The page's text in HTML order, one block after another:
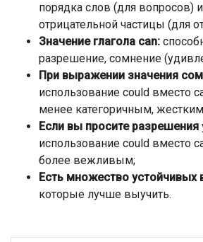
порядка слов (для вопросов)
отрицательной частицы (для
Значение глагола can:
разрешение, сомнение
При выражении значения
использование could вместо
менее категоричным,
Если вы просите разрешения
использование could вместо
более вежливым;
Есть множество устойчивых
которые лучше выучить.